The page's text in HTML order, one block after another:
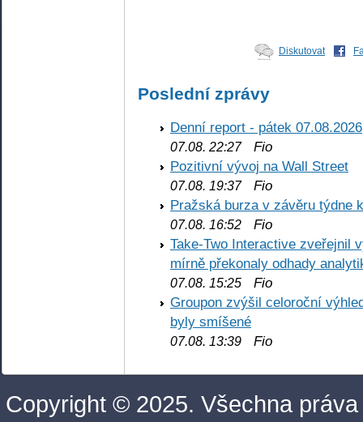
Diskutovat
Poslední zprávy
Denní report - pátek 07.08.2026
07.08. 22:27Fio
Pozitivní vývoj na Wall Street
07.08. 19:37Fio
Pražská burza v závěru týdne
07.08. 16:52 Fio
Take-Two Interactive zveřejnil
mírně překonaly odhady
07.08. 15:25 Fio
Groupon zvýšil celoroční
byly smíšené
07.08. 13:39 Fio
Copyright © 2025. Všechna práva